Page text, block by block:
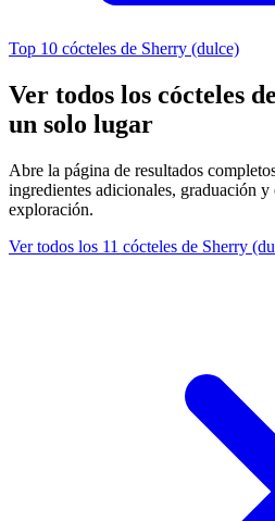
Top 10 cócteles de Sherry (dulce)
Ver todos los cócteles
un solo lugar
Abre la página de resultados
ingredientes adicionales, graduación y
exploración.
Ver todos los 11 cócteles de Sherry